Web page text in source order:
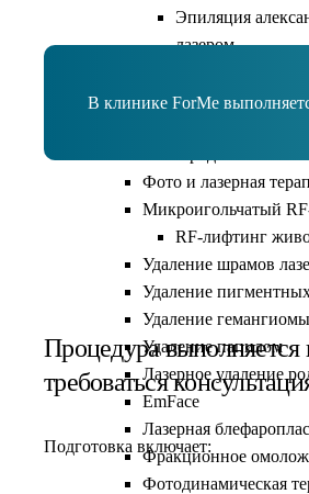
Эпиляция
лазером
Лазерная
Фото и лазерная
Микроигольчатый
RF-лифтинг
Удаление шрамов
Удаление
Удаление гемангиомы
Удаление папилом
Лазерное удаление
EmFace
Лазерная
Фракционное
Фотодинамическая
В клинике ForMe
Подготовка к
Процедура выполняется
требоваться
Подготовка включает: